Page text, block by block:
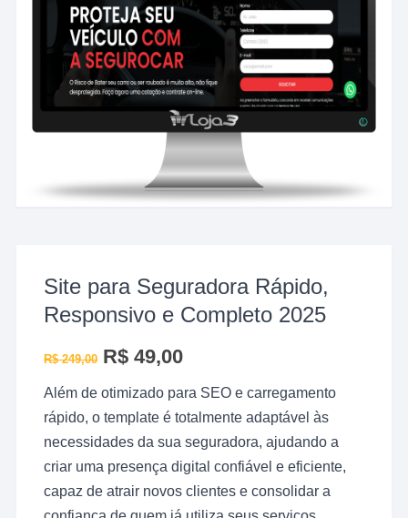
Site para Seguradora Rápido,
Responsivo e Completo 2025
R$249,00 O
preço
era:
R$ 249,00.
R$ 49,00O
é:
Além de otimizado para SEO e carregamento
rápido, o template é totalmente adaptável às
necessidades da sua seguradora, ajudando a
criar uma presença digital confiável e eficiente,
capaz de atrair novos clientes e consolidar a